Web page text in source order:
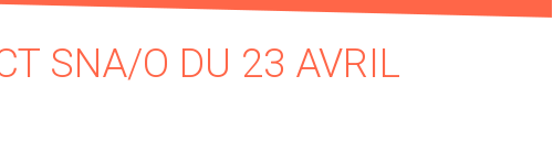
SNA/O DU 23 AVRIL